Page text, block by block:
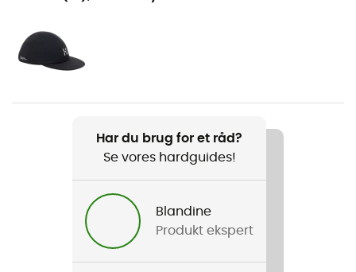
Vandreture / Trekking / Bjergbestigning /
Køn
ROC Sight GTX Jacket
Beklædningsgenstandens opbygning
Har du brug for et råd?
Se vores hardguides!
Blandine
Produkt ekspert